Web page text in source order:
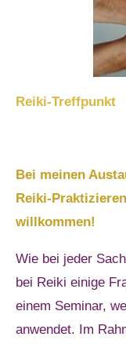
Reiki-Treffpunkt
Bei meinen
Reiki-
willkommen!
Wie bei jeder
bei Reiki einige
einem Seminar,
anwendet. Im